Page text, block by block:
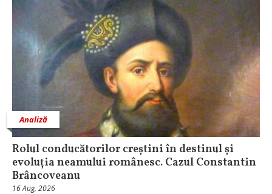
Analiză
Rolul conducătorilor creștini în destinul și
evoluția neamului românesc. Cazul Constantin
Brâncoveanu
16 Aug, 2026